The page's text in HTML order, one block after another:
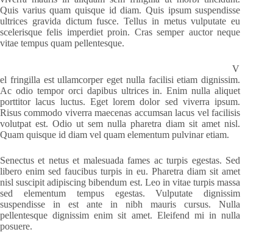
Quis varius quam quisque id diam. Quis ipsum suspendisse
ultrices gravida dictum fusce. Tellus in metus vulputate eu
scelerisque felis imperdiet proin. Cras semper auctor neque
vitae tempus quam pellentesque.
V
el fringilla est ullamcorper eget nulla facilisi etiam dignissim.
Ac odio tempor orci dapibus ultrices in. Enim nulla aliquet
porttitor lacus luctus. Eget lorem dolor sed viverra ipsum.
Risus commodo viverra maecenas accumsan lacus vel facilisis
volutpat est. Odio ut sem nulla pharetra diam sit amet nisl.
Quam quisque id diam vel quam elementum pulvinar etiam.
Senectus et netus et malesuada fames ac turpis egestas. Sed
libero enim sed faucibus turpis in eu. Pharetra diam sit amet
nisl suscipit adipiscing bibendum est. Leo in vitae turpis massa
sed elementum tempus egestas. Vulputate dignissim
suspendisse in est ante in nibh mauris cursus. Nulla
pellentesque dignissim enim sit amet. Eleifend mi in nulla
posuere.